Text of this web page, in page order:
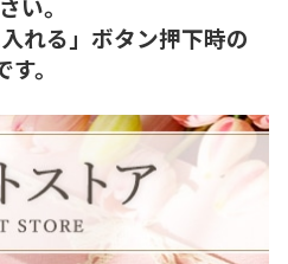
い。
れる」ボタン押下時の
。